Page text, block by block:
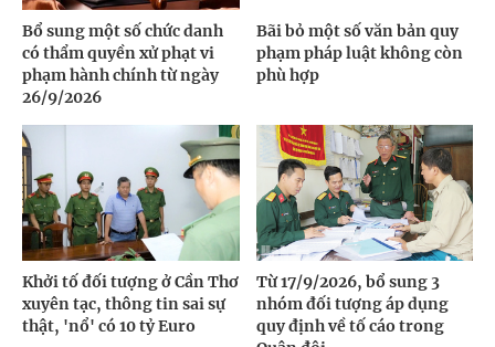
Bổ sung một số chức danh
có thẩm quyền xử phạt vi
phạm hành chính từ ngày
26/9/2026
Bãi bỏ một số văn bản quy
phạm pháp luật không còn
phù hợp
Khởi tố đối tượng ở Cần Thơ
xuyên tạc, thông tin sai sự
thật, 'nổ' có 10 tỷ Euro
Từ 17/9/2026, bổ sung 3
nhóm đối tượng áp dụng
quy định về tố cáo trong